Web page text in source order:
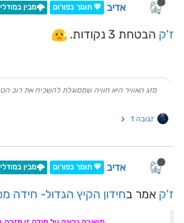
אדיב 💖 תומך בפורום 🌩️מבין
ז'ק הבטחת 3 נקודות.
מזג האוויר היא חוויה שמסוגלת להשכיח את רוב
תגובה 1
אדיב 💖 תומך בפורום 🌩️מבין
ז'ק אמר בחידון הקיץ הגדול- חידה מס'